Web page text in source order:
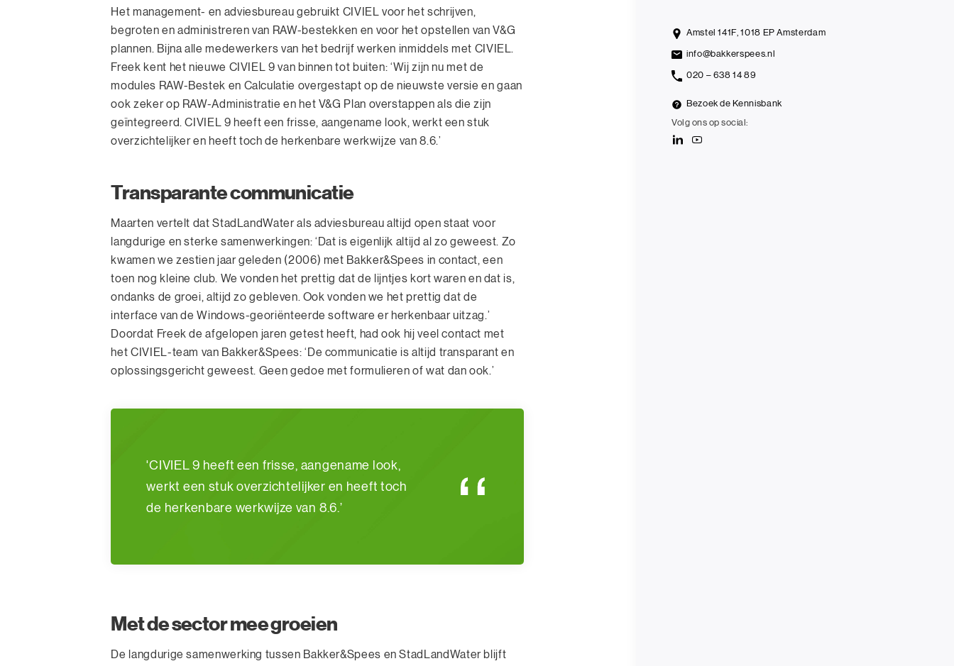
Het management- en adviesbureau gebruikt CIVIEL voor het schrijven,
begroten en administreren van RAW-bestekken en voor het opstellen van V&G
plannen. Bijna alle medewerkers van het bedrijf werken inmiddels met CIVIEL.
Freek kent het nieuwe CIVIEL 9 van binnen tot buiten: ‘Wij zijn nu met de
modules RAW-Bestek en Calculatie overgestapt op de nieuwste versie en gaan
ook zeker op RAW-Administratie en het V&G Plan overstappen als die zijn
geïntegreerd. CIVIEL 9 heeft een frisse, aangename look, werkt een stuk
overzichtelijker en heeft toch de herkenbare werkwijze van 8.6.’
Transparante communicatie
Maarten vertelt dat StadLandWater als adviesbureau altijd open staat voor
langdurige en sterke samenwerkingen: ‘Dat is eigenlijk altijd al zo geweest. Zo
kwamen we zestien jaar geleden (2006) met Bakker&Spees in contact, een
toen nog kleine club. We vonden het prettig dat de lijntjes kort waren en dat is,
ondanks de groei, altijd zo gebleven. Ook vonden we het prettig dat de
interface van de Windows-georiënteerde software er herkenbaar uitzag.’
Doordat Freek de afgelopen jaren getest heeft, had ook hij veel contact met
het CIVIEL-team van Bakker&Spees: ‘De communicatie is altijd transparant en
oplossingsgericht geweest. Geen gedoe met formulieren of wat dan ook.’
'CIVIEL 9 heeft een frisse, aangename look,
werkt een stuk overzichtelijker en heeft toch
de herkenbare werkwijze van 8.6.’
Met de sector mee groeien
De langdurige samenwerking tussen Bakker&Spees en StadLandWater blijft
Amstel 141F, 1018 EP Amsterdam
info@bakkerspees.nl
020 – 638 14 89
Bezoek de Kennisbank
Volg ons op social: